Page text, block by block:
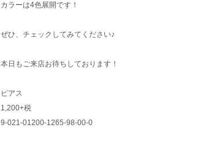
カラーは4色展開です！
ぜひ、チェックしてみてください♪
本日もご来店お待ちしております！
ピアス
1,200+税
9-021-01200-1265-98-00-0